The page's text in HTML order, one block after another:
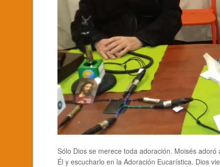
Sólo Dios se merece toda adoración. Moisés
Él y escucharlo en la Adoración Eucarística. Dios